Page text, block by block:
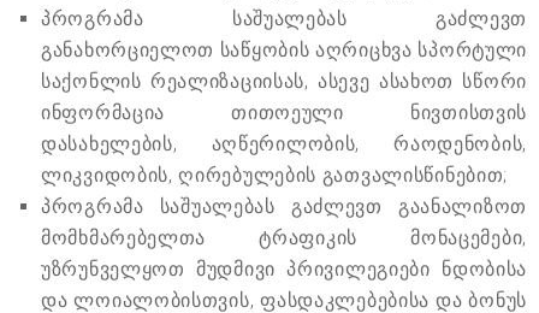
პროგრამა საშუალებას გაძლევთ
განახორციელოთ საწყობის აღრიცხვა სპორტული
საქონლის რეალიზაციისას, ასევე ასახოთ სწორი
ინფორმაცია თითოეული ნივთისთვის
დასახელების, აღწერილობის, რაოდენობის,
ლიკვიდობის, ღირებულების გათვალისწინებით;
პროგრამა საშუალებას გაძლევთ გაანალიზოთ
მომხმარებელთა ტრაფიკის მონაცემები,
უზრუნველყოთ მუდმივი პრივილეგიები ნდობისა
და ლოიალობისთვის, ფასდაკლებებისა და ბონუს